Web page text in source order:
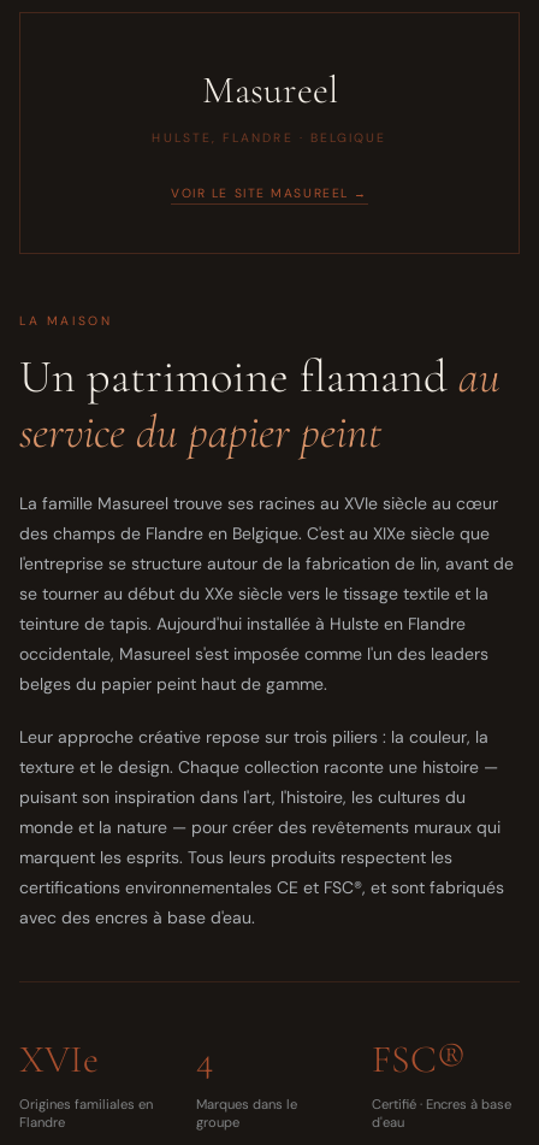
Masureel
HULSTE, FLANDRE · BELGIQUE
VOIR LE SITE MASUREEL →
LA MAISON
Un patrimoine flamandau
service du papier peint
La famille Masureel trouve ses racines au XVIe siècle au cœur
des champs de Flandre en Belgique. C'est au XIXe siècle que
l'entreprise se structure autour de la fabrication de lin, avant de
se tourner au début du XXe siècle vers le tissage textile et la
teinture de tapis. Aujourd'hui installée à Hulste en Flandre
occidentale, Masureel s'est imposée comme l'un des leaders
belges du papier peint haut de gamme.
Leur approche créative repose sur trois piliers : la couleur, la
texture et le design. Chaque collection raconte une histoire —
puisant son inspiration dans l'art, l'histoire, les cultures du
monde et la nature — pour créer des revêtements muraux qui
marquent les esprits. Tous leurs produits respectent les
certifications environnementales CE et FSC®, et sont fabriqués
avec des encres à base d'eau.
XVIe
Origines familiales en
Flandre
4
Marques dans le
groupe
FSC®
Certifié · Encres à base
d'eau